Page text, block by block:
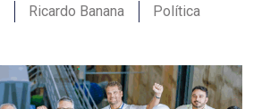
Ricardo Banana Política